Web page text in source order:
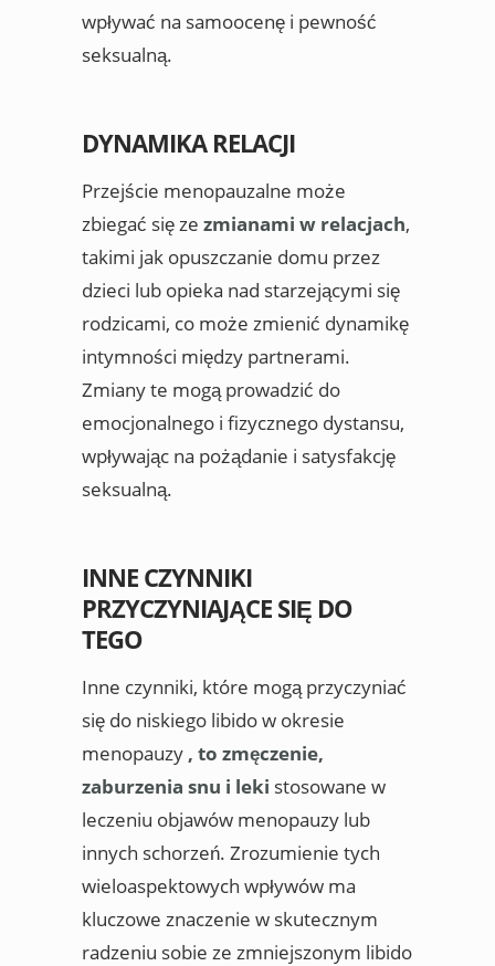
wpływać na samoocenę i pewność
seksualną.
DYNAMIKA RELACJI
Przejście menopauzalne może
zbiegać się ze zmianami w relacjach,
takimi jak opuszczanie domu przez
dzieci lub opieka nad starzejącymi się
rodzicami, co może zmienić dynamikę
intymności między partnerami.
Zmiany te mogą prowadzić do
emocjonalnego i fizycznego dystansu,
wpływając na pożądanie i satysfakcję
seksualną.
INNE CZYNNIKI
PRZYCZYNIAJĄCE SIĘ DO
TEGO
Inne czynniki, które mogą przyczyniać
się do niskiego libido w okresie
menopauzy , to zmęczenie,
zaburzenia snu i leki stosowane w
leczeniu objawów menopauzy lub
innych schorzeń. Zrozumienie tych
wieloaspektowych wpływów ma
kluczowe znaczenie w skutecznym
radzeniu sobie ze zmniejszonym libido